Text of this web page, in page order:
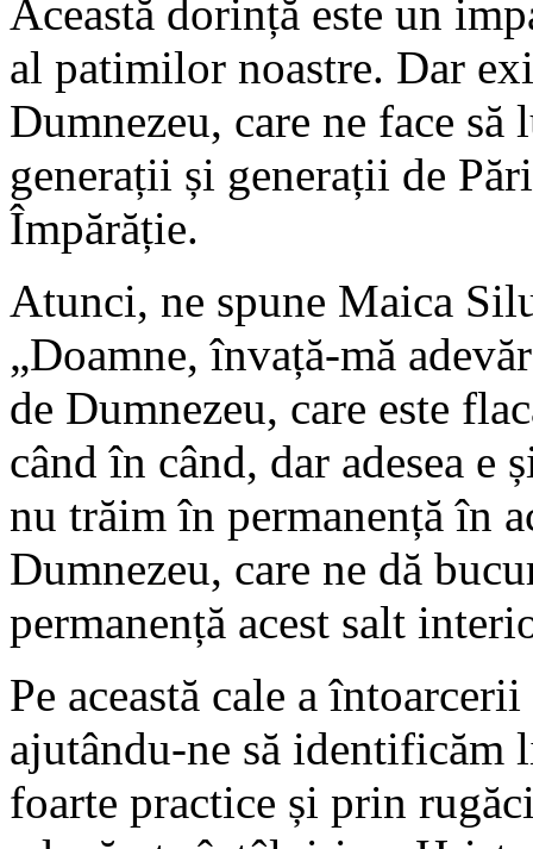
Această dorință este un
al patimilor noastre. Dar
Dumnezeu, care ne face să
generații și generații de
Împărăție.
Atunci, ne spune Maica
„Doamne, învață-mă
de Dumnezeu, care este
când în când, dar adesea e
nu trăim în permanență în
Dumnezeu, care ne dă
permanență acest salt
Pe această cale a
ajutându-ne să
foarte practice și prin